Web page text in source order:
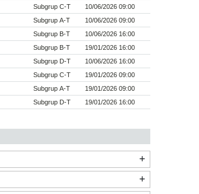
Subgrup C-T
10/06/2026 09:00
Subgrup A-T
10/06/2026 09:00
Subgrup B-T
10/06/2026 16:00
Subgrup B-T
19/01/2026 16:00
Subgrup D-T
10/06/2026 16:00
Subgrup C-T
19/01/2026 09:00
Subgrup A-T
19/01/2026 09:00
Subgrup D-T 19/01/2026 16:00